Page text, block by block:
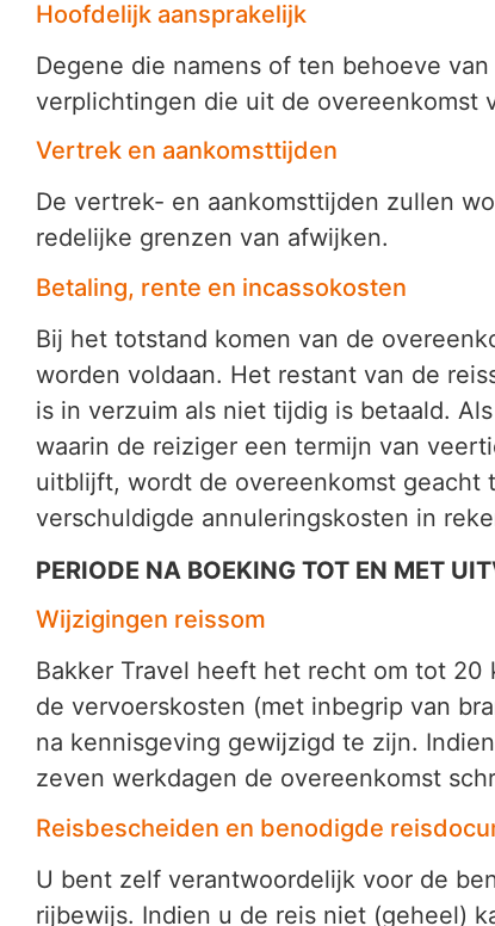
Hoofdelijk aansprakelijk
Degene die namens of ten behoeve
verplichtingen die uit de overeenkomst
Vertrek en aankomsttijden
De vertrek- en aankomsttijden zullen
redelijke grenzen van afwijken.
Betaling, rente en incassokosten
Bij het totstand komen van de
worden voldaan. Het restant van de
is in verzuim als niet tijdig is betaald.
waarin de reiziger een termijn van
uitblijft, wordt de overeenkomst geacht
verschuldigde annuleringskosten in
PERIODE NA BOEKING TOT EN MET
Wijzigingen reissom
Bakker Travel heeft het recht om tot
de vervoerskosten (met inbegrip van
na kennisgeving gewijzigd te zijn.
zeven werkdagen de overeenkomst
Reisbescheiden en benodigde
U bent zelf verantwoordelijk voor de
rijbewijs. Indien u de reis niet (geheel)